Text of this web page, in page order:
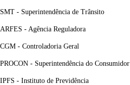
SMT - Superintendência de Trânsito
ARFES - Agência Reguladora
CGM - Controladoria Geral
PROCON - Superintendência do Consumidor
IPFS - Instituto de Previdência